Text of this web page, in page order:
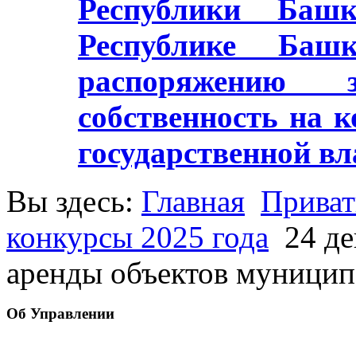
Республики
Республике
распоряжению
собственность на
государственной
Вы здесь: Главная
конкурсы 2025 года 24
аренды объектов
Об Управлении